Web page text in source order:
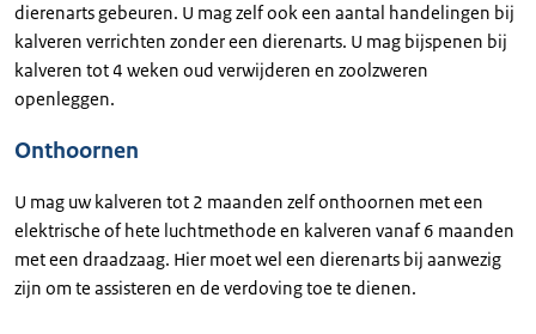
dierenarts gebeuren. U mag zelf ook een aantal handelingen bij
kalveren verrichten zonder een dierenarts. U mag bijspenen bij
kalveren tot 4 weken oud verwijderen en zoolzweren
openleggen.
Onthoornen
U mag uw kalveren tot 2 maanden zelf onthoornen met een
elektrische of hete luchtmethode en kalveren vanaf 6 maanden
met een draadzaag. Hier moet wel een dierenarts bij aanwezig
zijn om te assisteren en de verdoving toe te dienen.